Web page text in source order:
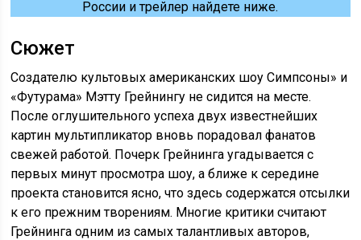
России и трейлер найдете ниже.
Сюжет
Создателю культовых американских шоу Симпсоны» и
«Футурама» Мэтту Грейнингу не сидится на месте.
После оглушительного успеха двух известнейших
картин мультипликатор вновь порадовал фанатов
свежей работой. Почерк Грейнинга угадывается с
первых минут просмотра шоу, а ближе к середине
проекта становится ясно, что здесь содержатся отсылки
к его прежним творениям. Многие критики считают
Грейнинга одним из самых талантливых авторов,